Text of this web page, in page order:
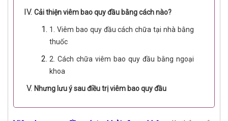
Cải thiện viêm bao quy đầu bằng cách nào?
1. Viêm bao quy đầu cách chữa tại nhà bằng
thuốc
2. Cách chữa viêm bao quy đầu bằng ngoại
khoa
Nhưng lưu ý sau điều trị viêm bao quy đầu